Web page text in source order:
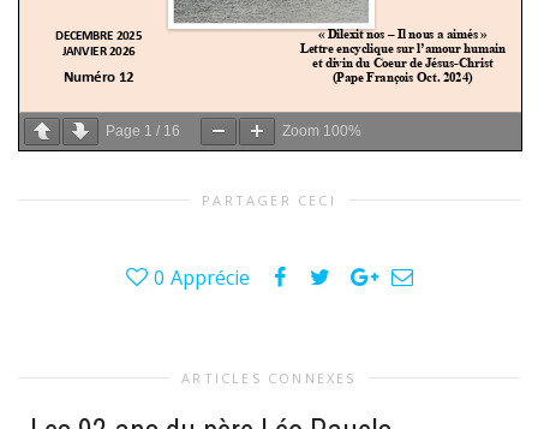
Page 1 / 16 Zoom 100%
PARTAGER CECI
0 Apprécie
ARTICLES CONNEXES